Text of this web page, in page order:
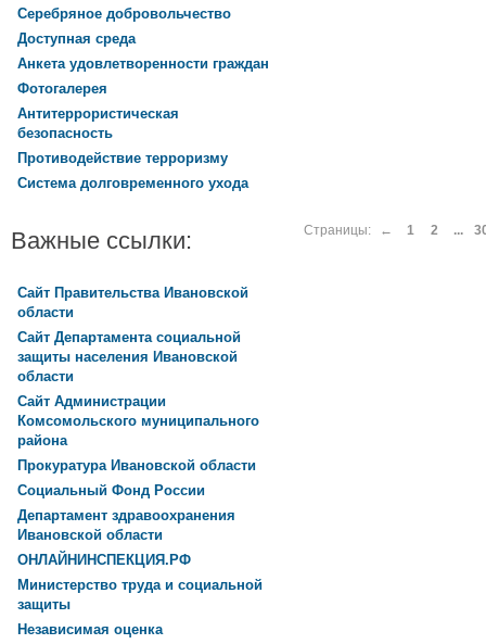
Страницы: ← 1 2 ...
Серебряное добровольчество
Доступная среда
Анкета удовлетворенности граждан
Фотогалерея
Антитеррористическая
безопасность
Противодействие терроризму
Система долговременного ухода
Важные ссылки:
Сайт Правительства Ивановской
области
Сайт Департамента социальной
защиты населения Ивановской
области
Сайт Администрации
Комсомольского муниципального
района
Прокуратура Ивановской области
Социальный Фонд России
Департамент здравоохранения
Ивановской области
ОНЛАЙНИНСПЕКЦИЯ.РФ
Министерство труда и социальной
защиты
Независимая оценка